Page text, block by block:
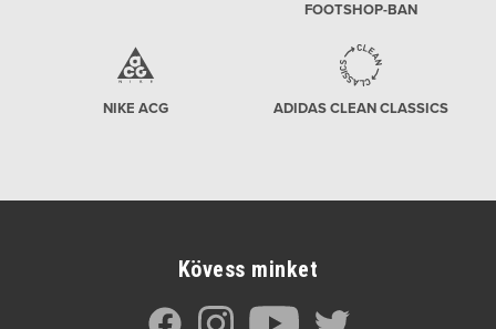
FOOTSHOP-BAN
NIKE ACG ADIDAS CLEAN CLASSICS
Kövess minket